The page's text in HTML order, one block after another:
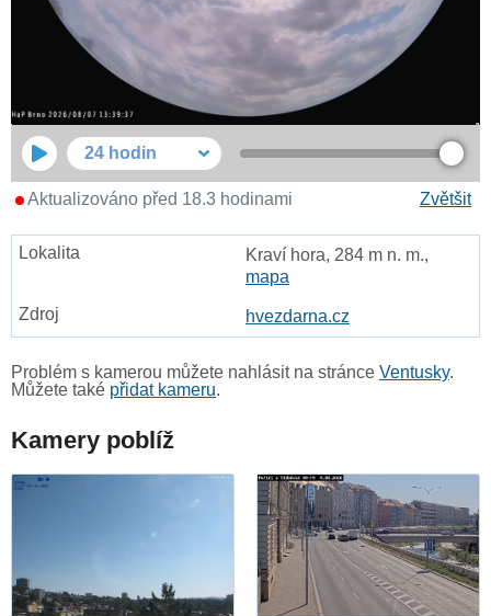
24 hodin
Zvětšit
Aktualizováno před 18.3 hodinami
Kraví hora, 284 m n. m.,
mapa
hvezdarna.cz
Problém s kamerou můžete nahlásit na stránce Ventusky.
Můžete také přidat kameru.
Kamery poblíž